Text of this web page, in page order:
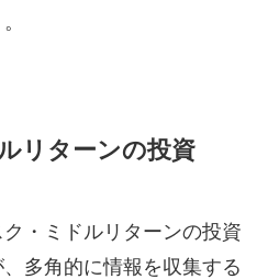
リターンの投資
・ミドルリターンの投資
多角的に情報を収集する